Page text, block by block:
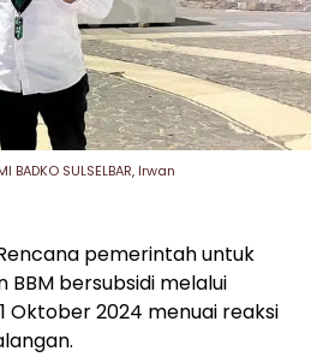
SULSELBAR, Irwan
pemerintah untuk
bersubsidi melalui
Oktober 2024 menuai reaksi